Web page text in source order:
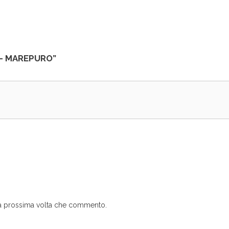
volta che commento.